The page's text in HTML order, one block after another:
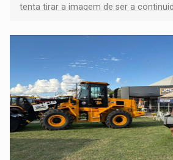
tenta tirar a imagem de ser a
não ter entrado no modo eleição;